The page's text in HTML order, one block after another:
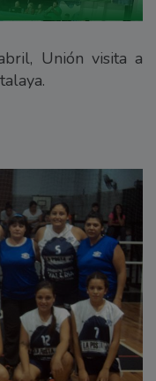
Unión visita a